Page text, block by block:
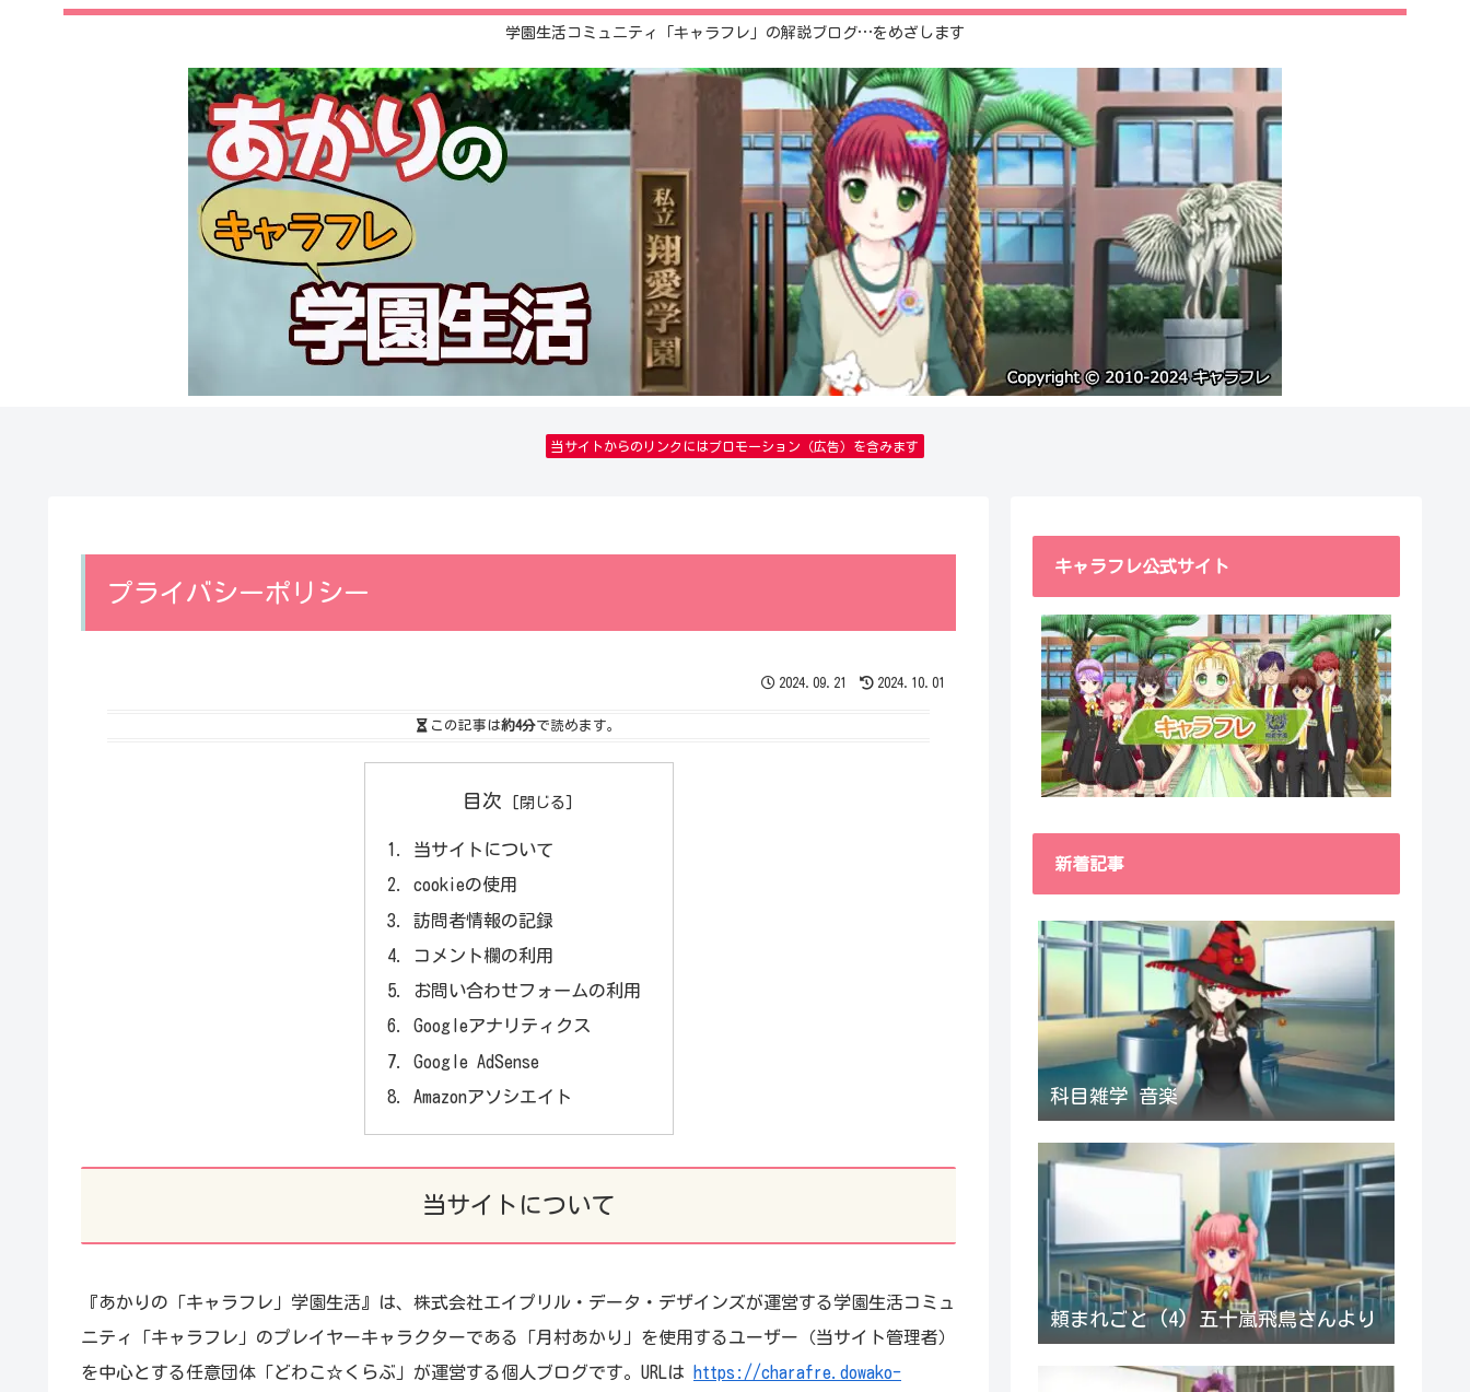
学園生活コミュニティ「キャラフレ」の解説ブログ…をめざします
当サイトからのリンクにはプロモーション（広告）を含みます
プライバシーポリシー
2024.09.21 2024.10.01
この記事は約4分で読めます。
目次
当サイトについて
cookieの使用
訪問者情報の記録
コメント欄の利用
お問い合わせフォームの利用
Googleアナリティクス
Google AdSense
Amazonアソシエイト
当サイトについて
『あかりの「キャラフレ」学園生活』は、株式会社エイプリル・データ・デザインズが運営する学園生活コミュ
ニティ「キャラフレ」のプレイヤーキャラクターである「月村あかり」を使用するユーザー（当サイト管理者）
を中心とする任意団体「どわこ☆くらぶ」が運営する個人ブログです。URLは
https://charafre.dowako-
キャラフレ公式サイト
新着記事
科目雑学 音楽
頼まれごと (4) 五十嵐飛鳥さんより